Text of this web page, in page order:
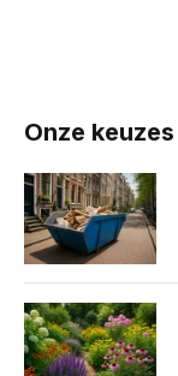
Onze keuzes